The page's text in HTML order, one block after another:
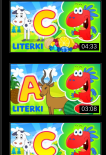
04:33
03:08